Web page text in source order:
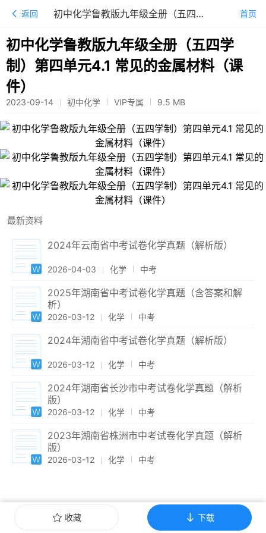
返回 初中化学鲁教版九年级全册（五四学制）第四单元4.1 常见的金属材料（课件） 首页
初中化学鲁教版九年级全册（五四学
制）第四单元4.1 常见的金属材料（课
件）
2023-09-14 初中化学 VIP专属 9.5 MB
最新资料
2024年云南省中考试卷化学真题（解析版）
2026-04-03 化学 中考
2025年湖南省中考试卷化学真题（含答案和解
析）
2026-03-12 化学 中考
2024年湖南省中考试卷化学真题（解析版）
2026-03-12 化学 中考
2024年湖南省长沙市中考试卷化学真题（解析
版）
2026-03-12 化学 中考
2023年湖南省株洲市中考试卷化学真题（解析
版）
2026-03-12 化学 中考
收藏 下载